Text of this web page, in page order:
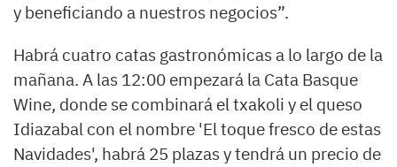
y beneficiando a nuestros negocios”.
Habrá cuatro catas gastronómicas a lo largo de la
mañana. A las 12:00 empezará la Cata Basque
Wine, donde se combinará el txakoli y el queso
Idiazabal con el nombre 'El toque fresco de estas
Navidades', habrá 25 plazas y tendrá un precio de